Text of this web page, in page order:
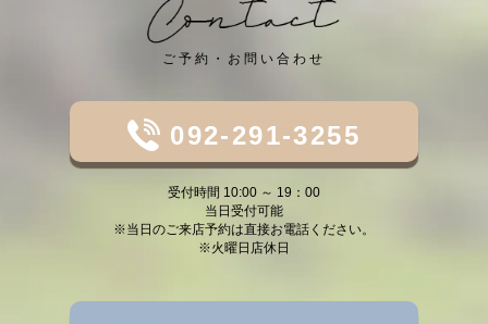
ご予約・お問い合わせ
092-291-3255
受付時間 10:00 ～ 19：00
当日受付可能
※当日のご来店予約は直接お電話ください。
※火曜日店休日